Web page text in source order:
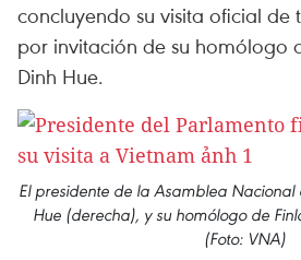
concluyendo su visita oficial de
por invitación de su homólogo
Dinh Hue.
El presidente de la Asamblea Nacional
Hue (derecha), y su homólogo de
(Foto: VNA)